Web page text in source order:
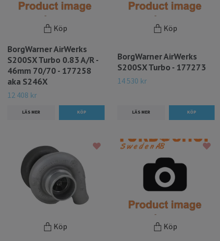
Köp
BorgWarner AirWerks
S200SX Turbo 0.83 A/R -
46mm 70/70 - 177258
aka S246X
12 408 kr
LÄS MER
Köp
BorgWarner AirWerks
S200SX Turbo - 177273
14 530 kr
LÄS MER
Köp Köp